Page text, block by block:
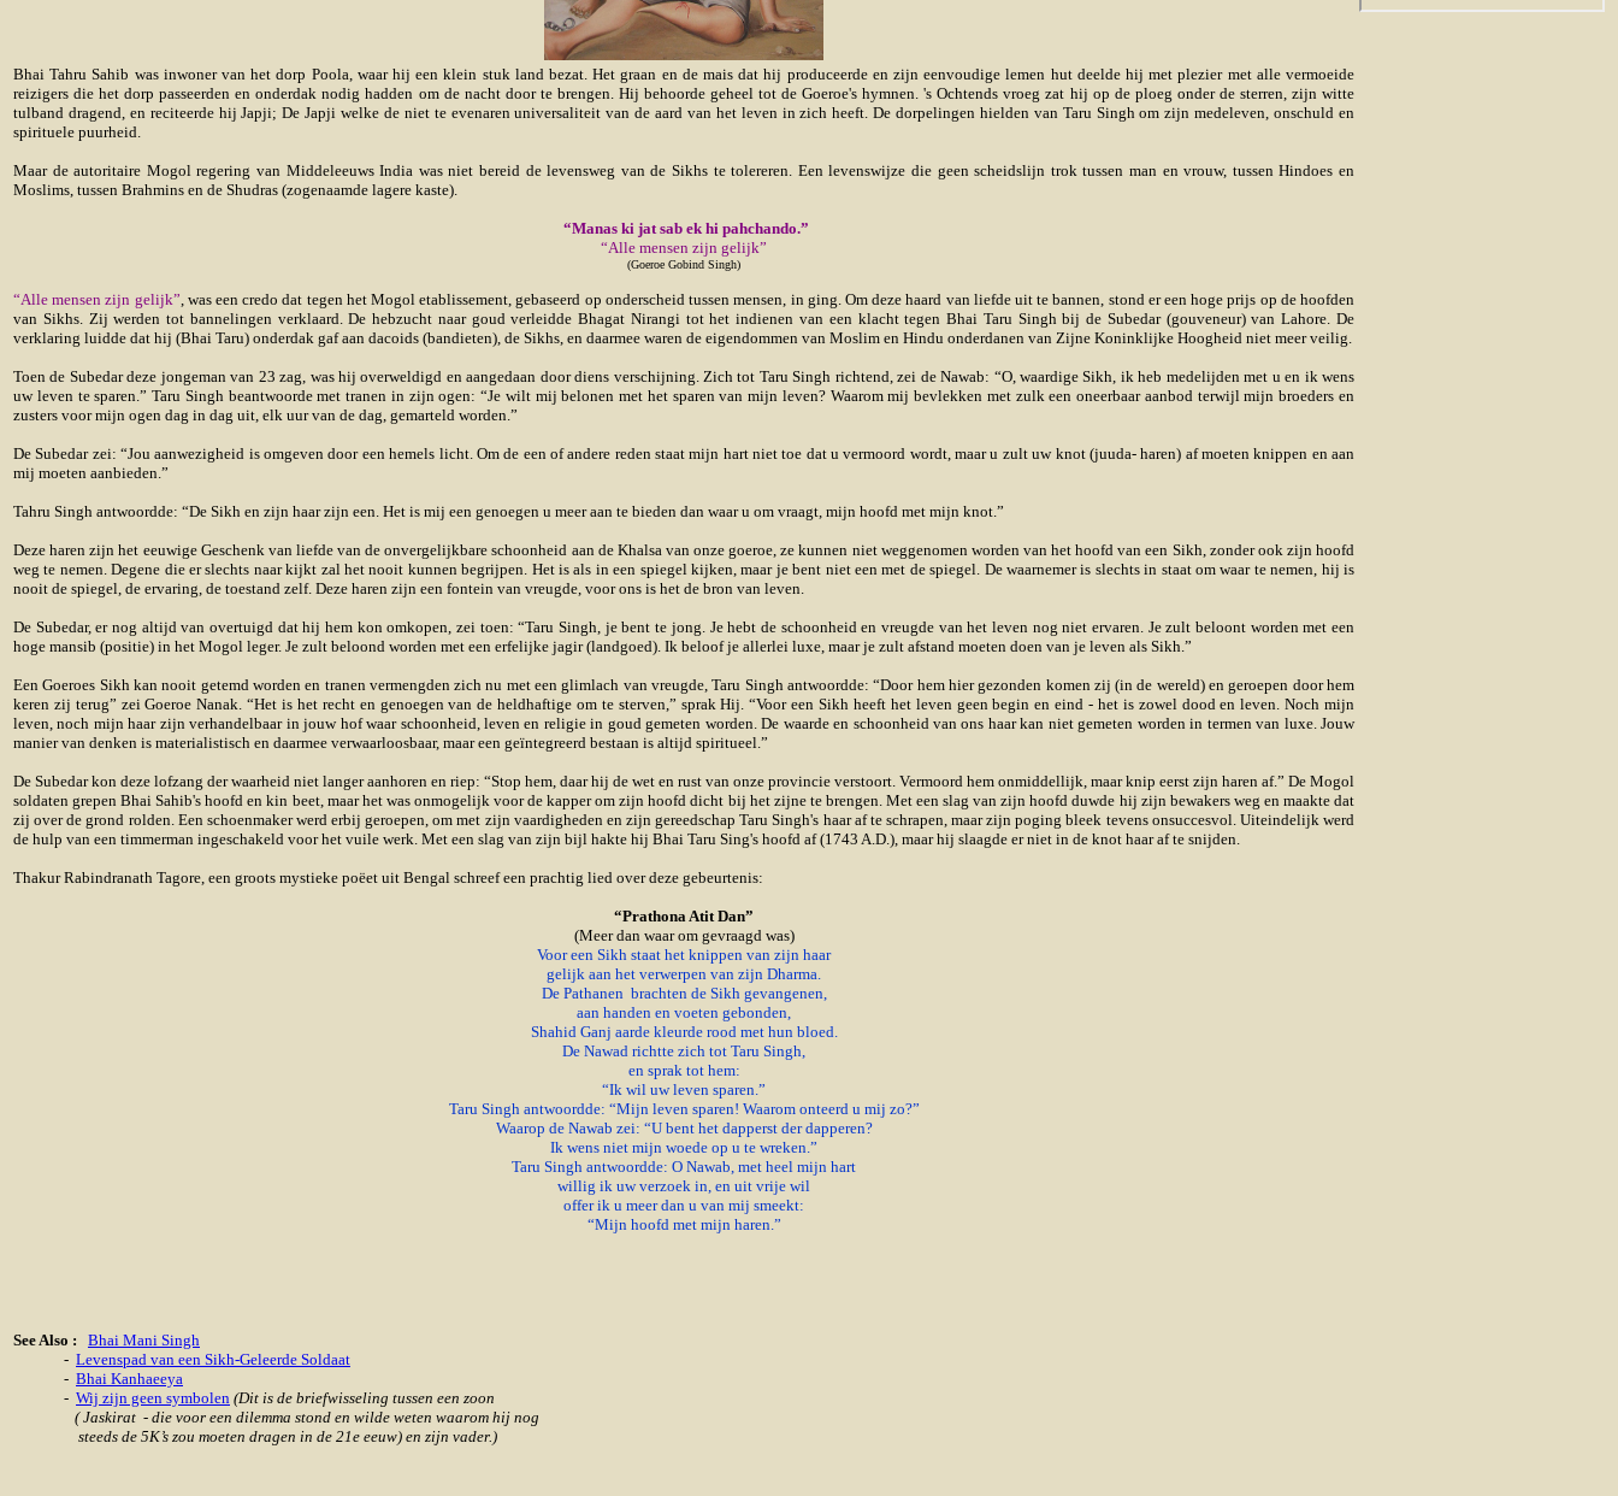
Bhai Tahru Sahib was inwoner van het dorp Poola, waar hij een klein stuk land bezat. Het graan en de mais dat hij produceerde en zijn eenvoudige lemen hut deelde hij met plezier met alle vermoeide
reizigers die het dorp passeerden en onderdak nodig hadden om de nacht door te brengen. Hij behoorde geheel tot de Goeroe's hymnen. 's Ochtends vroeg zat hij op de ploeg onder de sterren, zijn witte
tulband dragend, en reciteerde hij Japji; De Japji welke de niet te evenaren universaliteit van de aard van het leven in zich heeft. De dorpelingen hielden van Taru Singh om zijn medeleven, onschuld en
spirituele puurheid.
Maar de autoritaire Mogol regering van Middeleeuws India was niet bereid de levensweg van de Sikhs te tolereren. Een levenswijze die geen scheidslijn trok tussen man en vrouw, tussen Hindoes en
Moslims, tussen Brahmins en de Shudras (zogenaamde lagere kaste).
“Manas ki jat sab ek hi pahchando.”
“Alle mensen zijn gelijk”
(Goeroe Gobind Singh)
“Alle mensen zijn gelijk”, was een credo dat tegen het Mogol etablissement, gebaseerd op onderscheid tussen mensen, in ging. Om deze haard van liefde uit te bannen, stond er een hoge prijs op de hoofden
van Sikhs. Zij werden tot bannelingen verklaard. De hebzucht naar goud verleidde Bhagat Nirangi tot het indienen van een klacht tegen Bhai Taru Singh bij de Subedar (gouveneur) van Lahore. De
verklaring luidde dat hij (Bhai Taru) onderdak gaf aan dacoids (bandieten), de Sikhs, en daarmee waren de eigendommen van Moslim en Hindu onderdanen van Zijne Koninklijke Hoogheid niet meer veilig.
Toen de Subedar deze jongeman van 23 zag, was hij overweldigd en aangedaan door diens verschijning. Zich tot Taru Singh richtend, zei de Nawab: “O, waardige Sikh, ik heb medelijden met u en ik wens
uw leven te sparen.” Taru Singh beantwoorde met tranen in zijn ogen: “Je wilt mij belonen met het sparen van mijn leven? Waarom mij bevlekken met zulk een oneerbaar aanbod terwijl mijn broeders en
zusters voor mijn ogen dag in dag uit, elk uur van de dag, gemarteld worden.”
De Subedar zei: “Jou aanwezigheid is omgeven door een hemels licht. Om de een of andere reden staat mijn hart niet toe dat u vermoord wordt, maar u zult uw knot (juuda- haren) af moeten knippen en aan
mij moeten aanbieden.”
Tahru Singh antwoordde: “De Sikh en zijn haar zijn een. Het is mij een genoegen u meer aan te bieden dan waar u om vraagt, mijn hoofd met mijn knot.”
Deze haren zijn het eeuwige Geschenk van liefde van de onvergelijkbare schoonheid aan de Khalsa van onze goeroe, ze kunnen niet weggenomen worden van het hoofd van een Sikh, zonder ook zijn hoofd
weg te nemen. Degene die er slechts naar kijkt zal het nooit kunnen begrijpen. Het is als in een spiegel kijken, maar je bent niet een met de spiegel. De waarnemer is slechts in staat om waar te nemen, hij is
nooit de spiegel, de ervaring, de toestand zelf. Deze haren zijn een fontein van vreugde, voor ons is het de bron van leven.
De Subedar, er nog altijd van overtuigd dat hij hem kon omkopen, zei toen: “Taru Singh, je bent te jong. Je hebt de schoonheid en vreugde van het leven nog niet ervaren. Je zult beloont worden met een
hoge mansib (positie) in het Mogol leger. Je zult beloond worden met een erfelijke jagir (landgoed). Ik beloof je allerlei luxe, maar je zult afstand moeten doen van je leven als Sikh.”
Een Goeroes Sikh kan nooit getemd worden en tranen vermengden zich nu met een glimlach van vreugde, Taru Singh antwoordde: “Door hem hier gezonden komen zij (in de wereld) en geroepen door hem
keren zij terug” zei Goeroe Nanak. “Het is het recht en genoegen van de heldhaftige om te sterven,” sprak Hij. “Voor een Sikh heeft het leven geen begin en eind - het is zowel dood en leven. Noch mijn
leven, noch mijn haar zijn verhandelbaar in jouw hof waar schoonheid, leven en religie in goud gemeten worden. De waarde en schoonheid van ons haar kan niet gemeten worden in termen van luxe. Jouw
manier van denken is materialistisch en daarmee verwaarloosbaar, maar een geïntegreerd bestaan is altijd spiritueel.”
De Subedar kon deze lofzang der waarheid niet langer aanhoren en riep: “Stop hem, daar hij de wet en rust van onze provincie verstoort. Vermoord hem onmiddellijk, maar knip eerst zijn haren af.” De Mogol
soldaten grepen Bhai Sahib's hoofd en kin beet, maar het was onmogelijk voor de kapper om zijn hoofd dicht bij het zijne te brengen. Met een slag van zijn hoofd duwde hij zijn bewakers weg en maakte dat
zij over de grond rolden. Een schoenmaker werd erbij geroepen, om met zijn vaardigheden en zijn gereedschap Taru Singh's haar af te schrapen, maar zijn poging bleek tevens onsuccesvol. Uiteindelijk werd
de hulp van een timmerman ingeschakeld voor het vuile werk. Met een slag van zijn bijl hakte hij Bhai Taru Sing's hoofd af (1743 A.D.), maar hij slaagde er niet in de knot haar af te snijden.
Thakur Rabindranath Tagore, een groots mystieke poëet uit Bengal schreef een prachtig lied over deze gebeurtenis:
“Prathona Atit Dan”
(Meer dan waar om gevraagd was)
Voor een Sikh staat het knippen van zijn haar
gelijk aan het verwerpen van zijn Dharma.
De Pathanen brachten de Sikh gevangenen,
aan handen en voeten gebonden,
Shahid Ganj aarde kleurde rood met hun bloed.
De Nawad richtte zich tot Taru Singh,
en sprak tot hem:
“Ik wil uw leven sparen.”
Taru Singh antwoordde: “Mijn leven sparen! Waarom onteerd u mij zo?”
Waarop de Nawab zei: “U bent het dapperst der dapperen?
Ik wens niet mijn woede op u te wreken.”
Taru Singh antwoordde: O Nawab, met heel mijn hart
willig ik uw verzoek in, en uit vrije wil
offer ik u meer dan u van mij smeekt:
“Mijn hoofd met mijn haren.”
See Also :
Bhai Mani Singh
- Levenspad van een Sikh-Geleerde Soldaat
- Bhai Kanhaeeya
- Wij zijn geen symbolen (Dit is de briefwisseling tussen een zoon
( Jaskirat - die voor een dilemma stond en wilde weten waarom hij nog
steeds de 5K’s zou moeten dragen in de 21e eeuw) en zijn vader.)